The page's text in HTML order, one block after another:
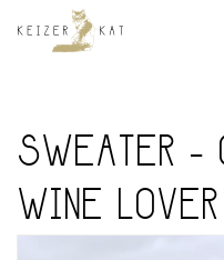
SWEATER -
WINE